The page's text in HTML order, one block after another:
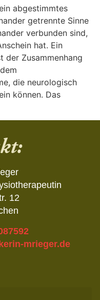
abgestimmtes
getrennte Sinne
verbunden sind,
hat. Ein
der Zusammenhang
die neurologisch
können. Das
12
mrieger.de